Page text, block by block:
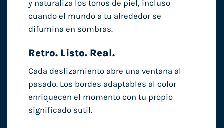
y naturaliza los tonos de piel, incluso
cuando el mundo a tu alrededor se
difumina en sombras.
Retro. Listo. Real.
Cada deslizamiento abre una ventana al
pasado. Los bordes adaptables al color
enriquecen el momento con tu propio
significado sutil.